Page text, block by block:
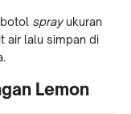
sprayukuran
air lalu simpan di
Lemon